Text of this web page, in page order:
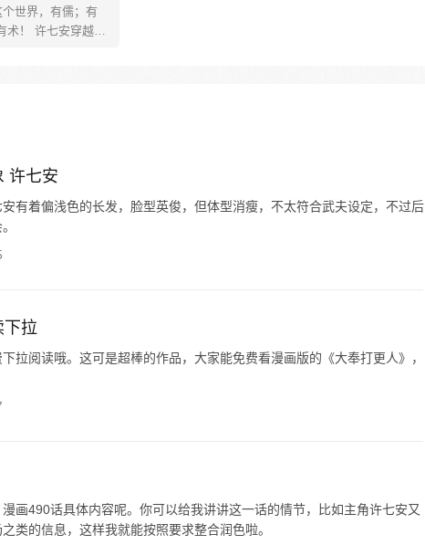
个世界，有儒；有
！ 许七安穿越醒
作者卖报小郎君
许七安
有着偏浅色的长发，脸型英俊，但体型消瘦，不太符合武夫设定，不过后
下拉
拉阅读哦。这可是超棒的作品，大家能免费看漫画版的《大奉打更人》，
画490话具体内容呢。你可以给我讲讲这一话的情节，比如主角许七安又
类的信息，这样我就能按照要求整合润色啦。